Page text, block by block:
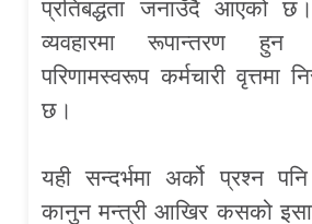
प्रतिबद्धता जनाउँदै आएको छ।
व्यवहारमा रूपान्तरण
परिणामस्वरूप कर्मचारी वृत्तमा
छ।
यही सन्दर्भमा अर्को प्रश्न
कानुन मन्त्री आखिर कसको